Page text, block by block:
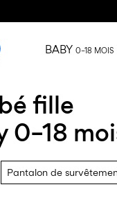
BABY 0–18 MOIS
fille
0–18
Pantalon de